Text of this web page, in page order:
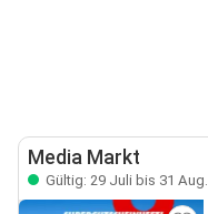
Media Markt
Gültig: 29 Juli bis 31 Aug.